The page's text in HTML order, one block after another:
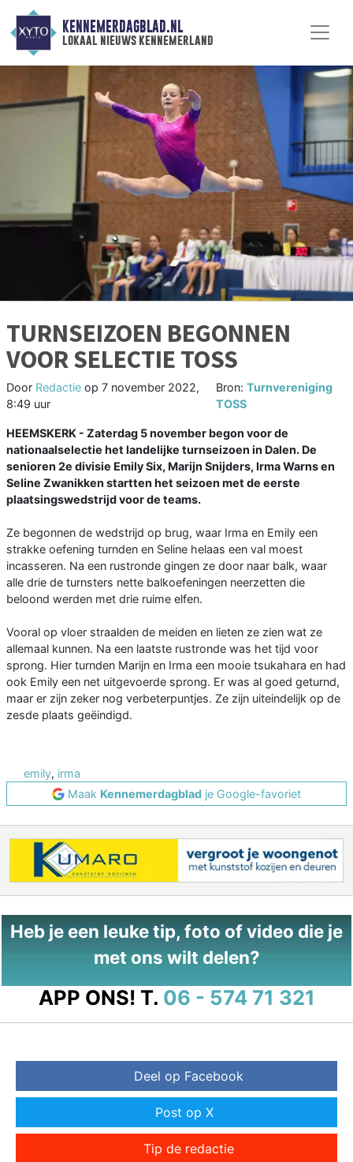
KENNEMERDAGBLAD.NL
lokaal nieuws kennemerland
TURNSEIZOEN BEGONNEN
VOOR SELECTIE TOSS
Door Redactie op 7 november 2022,
8:49 uur
Bron:Turnvereniging
TOSS
HEEMSKERK - Zaterdag 5 november begon voor de
nationaalselectie het landelijke turnseizoen in Dalen. De
senioren 2e divisie Emily Six, Marijn Snijders, Irma Warns en
Seline Zwanikken startten het seizoen met de eerste
plaatsingswedstrijd voor de teams.
Ze begonnen de wedstrijd op brug, waar Irma en Emily een
strakke oefening turnden en Seline helaas een val moest
incasseren. Na een rustronde gingen ze door naar balk, waar
alle drie de turnsters nette balkoefeningen neerzetten die
beloond werden met drie ruime elfen.
Vooral op vloer straalden de meiden en lieten ze zien wat ze
allemaal kunnen. Na een laatste rustronde was het tijd voor
sprong. Hier turnden Marijn en Irma een mooie tsukahara en had
ook Emily een net uitgevoerde sprong. Er was al goed geturnd,
maar er zijn zeker nog verbeterpuntjes. Ze zijn uiteindelijk op de
zesde plaats geëindigd.
emily, irma
Maak Kennemerdagblad je Google-favoriet
Heb je een leuke tip, foto of video die je
met ons wilt delen?
APP ONS! T. 06 - 574 71 321
Deel op Facebook
Post op X
Tip de redactie